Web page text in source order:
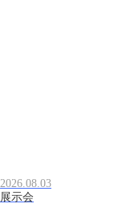
2026.08.03
展示会